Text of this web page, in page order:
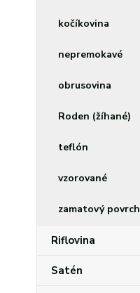
kočíkovina
nepremokavé
obrusovina
Roden (žíhané)
teflón
vzorované
zamatový povrch
Riflovina
Satén